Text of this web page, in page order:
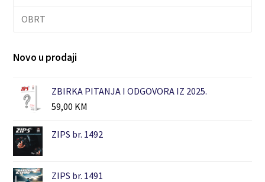
OBRT
Novo u prodaji
ZBIRKA PITANJA I ODGOVORA IZ 2025.
59,00 KM
ZIPS br. 1492
ZIPS br. 1491